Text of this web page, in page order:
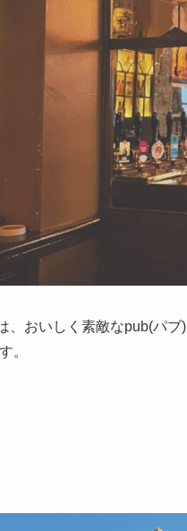
、おいしく素敵なpub(パ
。